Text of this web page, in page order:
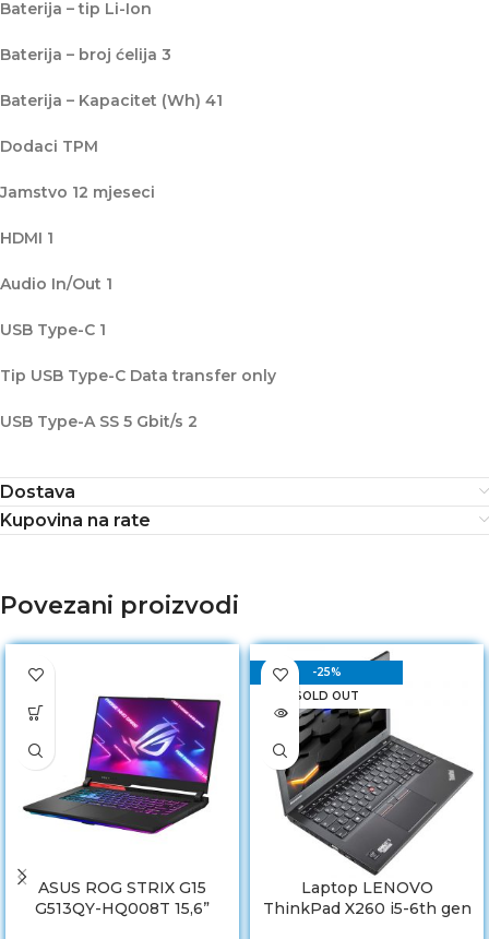
Baterija – tip Li-Ion
Baterija – broj ćelija 3
Baterija – Kapacitet (Wh) 41
Dodaci TPM
Jamstvo 12 mjeseci
HDMI 1
Audio In/Out 1
USB Type-C 1
Tip USB Type-C Data transfer only
USB Type-A SS 5 Gbit/s 2
Dostava
Kupovina na rate
Povezani proizvodi
ASUS ROG STRIX G15
G513QY-HQ008T 15,6”
-25%
SOLD OUT
Laptop LENOVO
ThinkPad X260 i5-6th gen